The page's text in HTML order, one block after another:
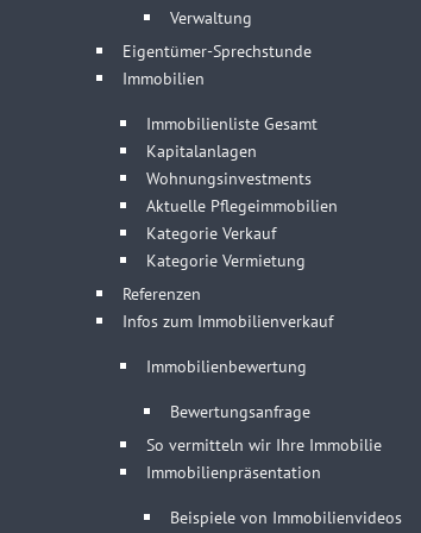
Verwaltung
Eigentümer-Sprechstunde
Immobilien
Immobilienliste Gesamt
Kapitalanlagen
Wohnungsinvestments
Aktuelle Pflegeimmobilien
Kategorie Verkauf
Kategorie Vermietung
Referenzen
Infos zum Immobilienverkauf
Immobilienbewertung
Bewertungsanfrage
So vermitteln wir Ihre Immobilie
Immobilienpräsentation
Beispiele von Immobilienvideos